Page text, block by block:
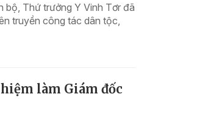
bộ, Thứ trưởng Y Vinh Tơr đã
truyền công tác dân tộc,
làm Giám đốc